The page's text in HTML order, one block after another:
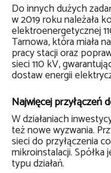
Do innych dużych
w 2019 roku należała
elektroenergetycznej
Tarnowa, która miała
pracy stacji oraz
sieci 110 kV,
dostaw energii
Najwięcej przyłączeń
W działaniach
też nowe wyzwania.
sieci do przyłączenia
mikroinstalacji.
typu działań.